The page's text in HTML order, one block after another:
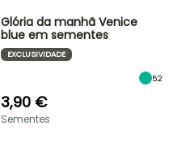
Glória da manhã Venice
blue em sementes
EXCLUSIVIDADE
52
3,90 €
Sementes